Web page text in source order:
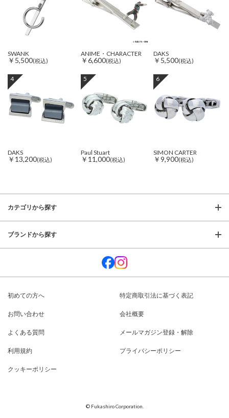
SWANK
￥5,500(税込)
ANIME・CHARACTER
￥6,600(税込)
DAKS
￥5,500(税込)
4
DAKS
￥13,200(税込)
5
Paul Stuart
￥11,000(税込)
6
SIMON CARTER
￥9,900(税込)
カテゴリから探す
ブランドから探す
初めての方へ 特定商取引法に基づく表記
お問い合わせ 会社概要
よくある質問 メールマガジン登録・解除
利用規約 プライバシーポリシー
クッキーポリシー
© Fukashiro Corporation.